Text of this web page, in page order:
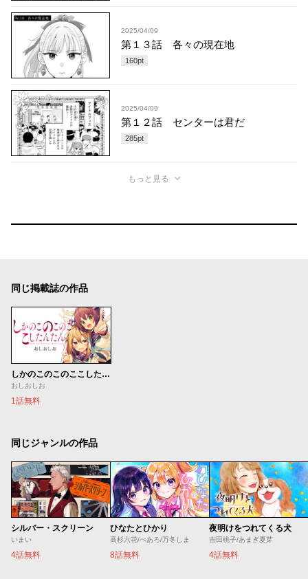
2025/04/09
第１３話 各々の現在地
160pt
2025/04/09
第１２話 センターは君だ
285pt
もっと見る
同じ掲載誌の作品
しかのこのこのここしたんたん
おしおしお
1話無料
同じジャンルの作品
シルバー・スクリーン
いまい
4話無料
ひなたとひかり
高杉六花/べあろ/万冬しま
8話無料
夜明けをつれてくる犬
吉田桃子/あまぎ夏芽
4話無料